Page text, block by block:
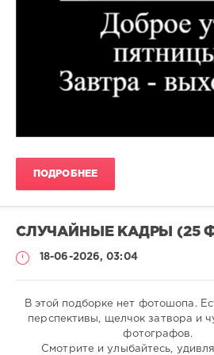
ПОДРОБНЕЕ
СЛУЧАЙНЫЕ КАДРЫ (25
18-06-2026, 03:04
Всякая
всячина
В этой подборке нет фотошопа.
перспективы, щелчок затвора и
фотографов.
Cмотрите и улыбайтесь,